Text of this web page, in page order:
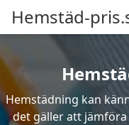
Hemstäd-
Hemstädning kan
det gäller att